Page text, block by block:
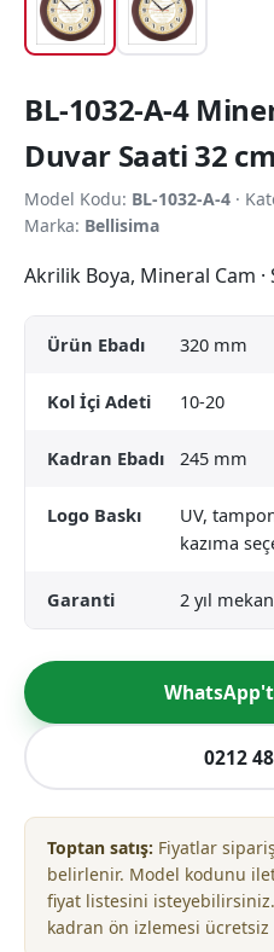
BL-1032-A-4
Duvar Saati 32 cm
Model Kodu: BL-1032-A-4 ·
Marka: Bellisima
Akrilik Boya, Mineral Cam
Ürün Ebadı 320 mm
Kol İçi Adeti 10-20
Kadran Ebadı 245 mm
Logo Baskı
UV,
kazıma
Garanti 2 yıl
0212
Toptan satış: Fiyatlar
belirlenir. Model kodunu
fiyat listesini
kadran ön izlemesi ücretsiz